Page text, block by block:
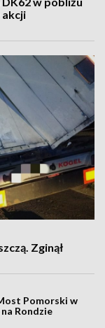
akcji
Zginął
Pomorski w
na Rondzie